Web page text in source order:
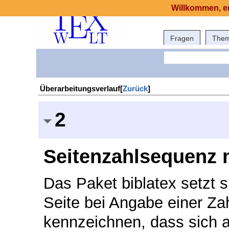
Fragen
Überarbeitungsverlauf[Zurück]
2
Seitenzahlsequenz
Das Paket biblatex setzt
Seite bei Angabe einer
kennzeichnen, dass sich
Willkommen,